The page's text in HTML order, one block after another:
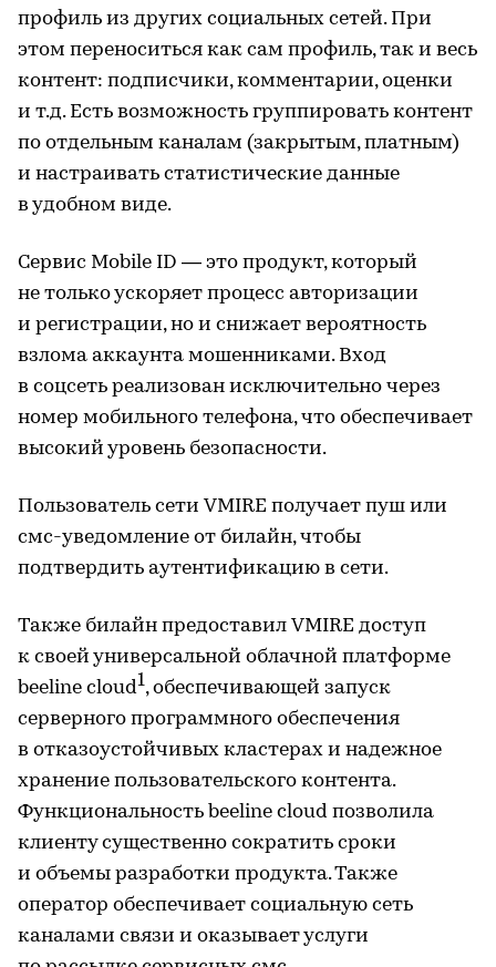
профиль из других социальных сетей. При
этом переноситься как сам профиль, так и весь
контент: подписчики, комментарии, оценки
и т.д. Есть возможность группировать контент
по отдельным каналам (закрытым, платным)
и настраивать статистические данные
в удобном виде.
Сервис Mobile ID — это продукт, который
не только ускоряет процесс авторизации
и регистрации, но и снижает вероятность
взлома аккаунта мошенниками. Вход
в соцсеть реализован исключительно через
номер мобильного телефона, что обеспечивает
высокий уровень безопасности.
Пользователь сети VMIRE получает пуш или
смс-уведомление от билайн, чтобы
подтвердить аутентификацию в сети.
Также билайн предоставил VMIRE доступ
к своей универсальной облачной платформе
beeline cloud1, обеспечивающей запуск
серверного программного обеспечения
в отказоустойчивых кластерах и надежное
хранение пользовательского контента.
Функциональность beeline cloud позволила
клиенту существенно сократить сроки
и объемы разработки продукта. Также
оператор обеспечивает социальную сеть
каналами связи и оказывает услуги